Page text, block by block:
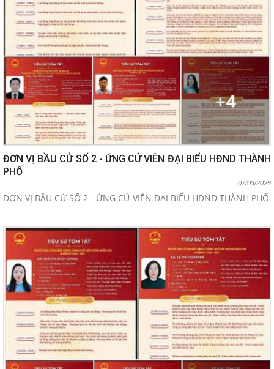
ĐƠN VỊ BẦU CỬ SỐ 2 - ỨNG CỬ VIÊN ĐẠI BIỂU HĐND THÀNH
PHỐ
07/03/2026
ĐƠN VỊ BẦU CỬ SỐ 2 - ỨNG CỬ VIÊN ĐẠI BIỂU HĐND THÀNH PHỐ